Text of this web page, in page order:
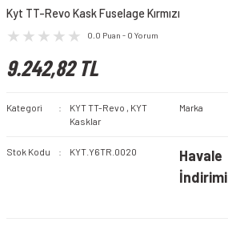
Kyt TT-Revo Kask Fuselage Kırmızı
0.0 Puan - 0 Yorum
9.242,82 TL
Kategori KYT TT-Revo , KYT
Kasklar
Marka
Stok Kodu KYT.Y6TR.0020
Havale
İndirimi